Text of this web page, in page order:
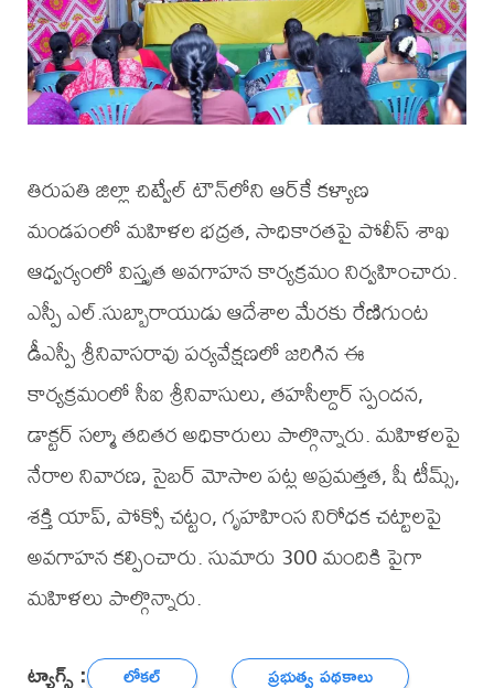
తిరుపతి జిల్లా చిట్వేల్ టౌన్‌లోని ఆర్‌కే కళ్యాణ
మండపంలో మహిళల భద్రత, సాధికారతపై పోలీస్ శాఖ
ఆధ్వర్యంలో విస్తృత అవగాహన కార్యక్రమం నిర్వహించారు.
ఎస్పీ ఎల్‌.సుబ్బారాయుడు ఆదేశాల మేరకు రేణిగుంట
డీఎస్పీ శ్రీనివాసరావు పర్యవేక్షణలో జరిగిన ఈ
కార్యక్రమంలో సీఐ శ్రీనివాసులు, తహసీల్దార్ స్పందన,
డాక్టర్ సల్మా తదితర అధికారులు పాల్గొన్నారు. మహిళలపై
నేరాల నివారణ, సైబర్ మోసాల పట్ల అప్రమత్తత, షీ టీమ్స్,
శక్తి యాప్, పోక్సో చట్టం, గృహహింస నిరోధక చట్టాలపై
అవగాహన కల్పించారు. సుమారు 300 మందికి పైగా
మహిళలు పాల్గొన్నారు.
ట్యాగ్స్ : లోకల్ ప్రభుత్వ పథకాలు